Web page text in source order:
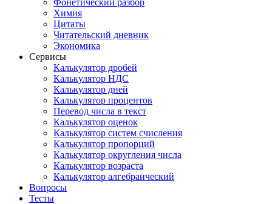
Фонетический разбор
Химия
Цитаты
Читательский дневник
Экономика
Сервисы
Калькулятор дробей
Калькулятор НДС
Калькулятор дней
Калькулятор процентов
Перевод числа в текст
Калькулятор оценок
Калькулятор систем счисления
Калькулятор пропорций
Калькулятор округления числа
Калькулятор возраста
Калькулятор алгебраический
Вопросы
Тесты